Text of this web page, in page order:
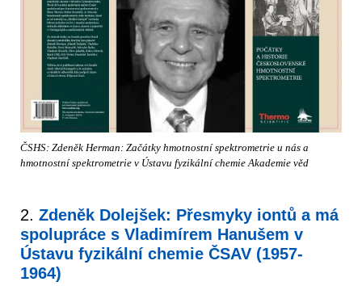
ČSHS: Zdeněk Herman: Začátky hmotnostní spektrometrie u nás a
hmotnostní spektrometrie v Ústavu fyzikální chemie Akademie věd
2. Zdeněk Dolejšek: Přesmyky iontů a má
spolupráce s Vladimírem Hanušem v
Ústavu fyzikální chemie ČSAV (1957-
1964)